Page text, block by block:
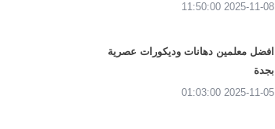
2025-11-08 11:50:00
افضل معلمين دهانات وديكورات عصرية
بجدة
2025-11-05 01:03:00